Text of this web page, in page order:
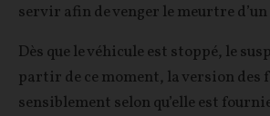
servir afin de venger le meurtre d’un
Dès que le véhicule est stoppé, le
partir de ce moment, la version des
sensiblement selon qu’elle est